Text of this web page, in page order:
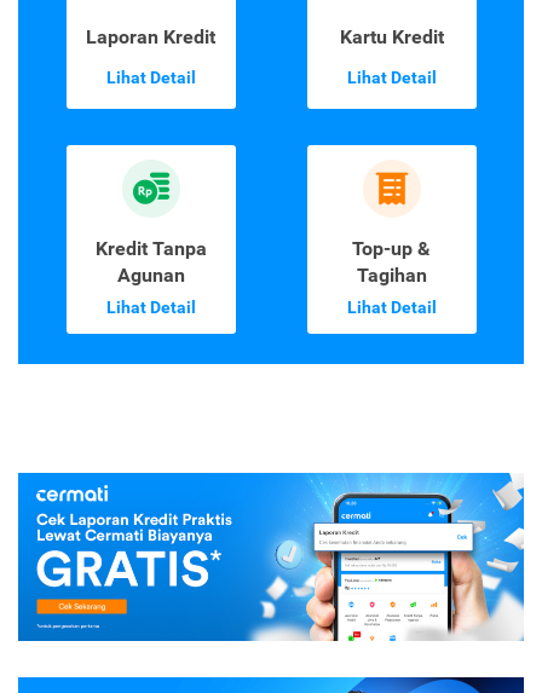
Laporan Kredit
Lihat Detail
Kartu Kredit
Lihat Detail
Kredit Tanpa
Agunan
Lihat Detail
Top-up &
Tagihan
Lihat Detail